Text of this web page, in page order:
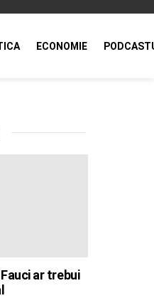
ECONOMIE
ar trebui